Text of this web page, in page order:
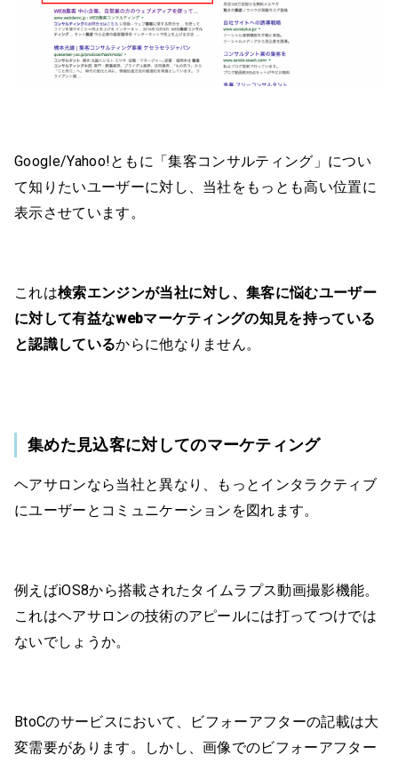
Google/Yahoo!ともに「集客コンサルティング」につい
て知りたいユーザーに対し、当社をもっとも高い位置に
表示させています。
これは検索エンジンが当社に対し、集客に悩むユーザー
に対して有益なwebマーケティングの知見を持っている
と認識しているからに他なりません。
集めた見込客に対してのマーケティング
ヘアサロンなら当社と異なり、もっとインタラクティブ
にユーザーとコミュニケーションを図れます。
例えばiOS8から搭載されたタイムラプス動画撮影機能。
これはヘアサロンの技術のアピールには打ってつけでは
ないでしょうか。
BtoCのサービスにおいて、ビフォーアフターの記載は大
変需要があります。しかし、画像でのビフォーアフター